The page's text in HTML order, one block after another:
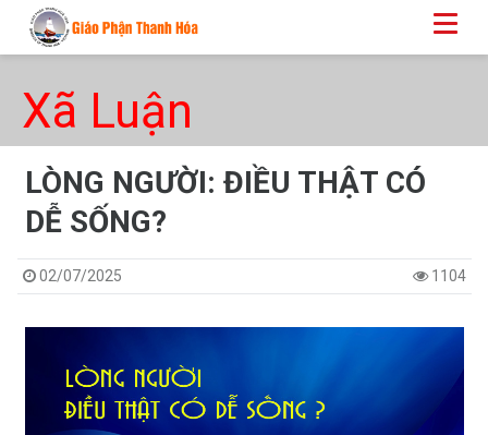
Xã Luận
LÒNG NGƯỜI: ĐIỀU THẬT CÓ
DỄ SỐNG?
02/07/2025 1104